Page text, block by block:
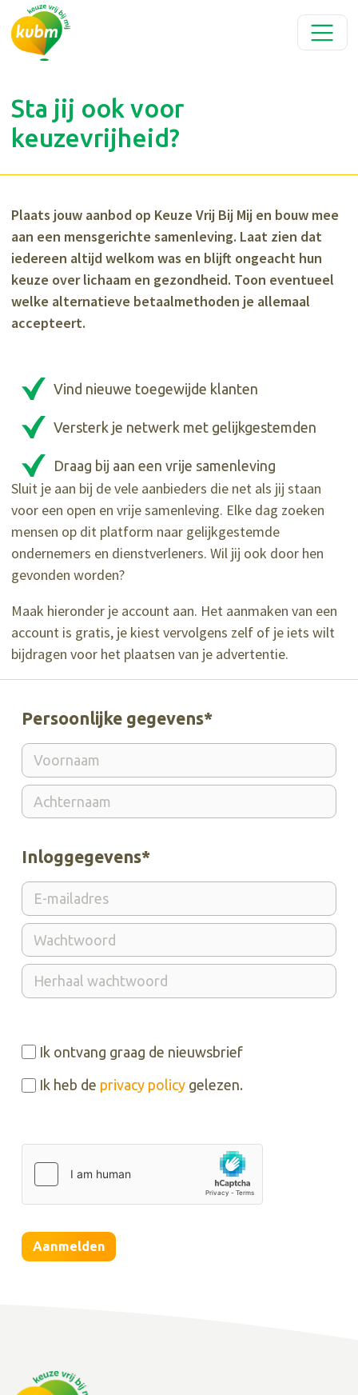
Sta jij ook voor
keuzevrijheid?
Plaats jouw aanbod op Keuze Vrij Bij Mij en bouw mee
aan een mensgerichte samenleving. Laat zien dat
iedereen altijd welkom was en blijft ongeacht hun
keuze over lichaam en gezondheid. Toon eventueel
welke alternatieve betaalmethoden je allemaal
accepteert.
Vind nieuwe toegewijde klanten
Versterk je netwerk met gelijkgestemden
Draag bij aan een vrije samenleving
Sluit je aan bij de vele aanbieders die net als jij staan
voor een open en vrije samenleving. Elke dag zoeken
mensen op dit platform naar gelijkgestemde
ondernemers en dienstverleners. Wil jij ook door hen
gevonden worden?
Maak hieronder je account aan. Het aanmaken van een
account is gratis, je kiest vervolgens zelf of je iets wilt
bijdragen voor het plaatsen van je advertentie.
Persoonlijke gegevens*
Inloggegevens*
Ik ontvang graag de nieuwsbrief
Ik heb de privacy policy gelezen.
Aanmelden